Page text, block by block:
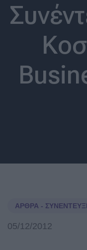
ΆΡΘΡΑ -
05/12/2012